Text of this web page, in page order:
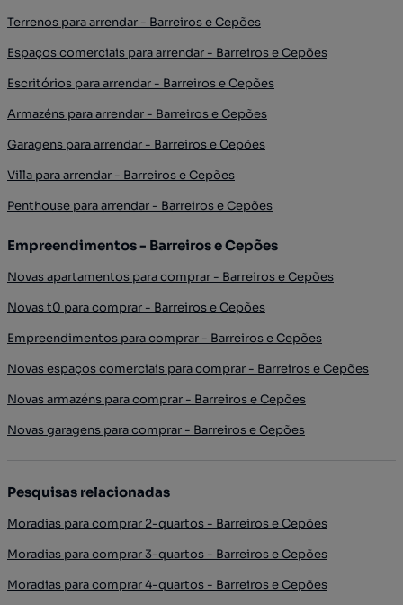
Terrenos para arrendar - Barreiros e Cepões
Espaços comerciais para arrendar - Barreiros e Cepões
Escritórios para arrendar - Barreiros e Cepões
Armazéns para arrendar - Barreiros e Cepões
Garagens para arrendar - Barreiros e Cepões
Villa para arrendar - Barreiros e Cepões
Penthouse para arrendar - Barreiros e Cepões
Empreendimentos - Barreiros e Cepões
Novas apartamentos para comprar - Barreiros e Cepões
Novas t0 para comprar - Barreiros e Cepões
Empreendimentos para comprar - Barreiros e Cepões
Novas espaços comerciais para comprar - Barreiros e Cepões
Novas armazéns para comprar - Barreiros e Cepões
Novas garagens para comprar - Barreiros e Cepões
Pesquisas relacionadas
Moradias para comprar 2-quartos - Barreiros e Cepões
Moradias para comprar 3-quartos - Barreiros e Cepões
Moradias para comprar 4-quartos - Barreiros e Cepões